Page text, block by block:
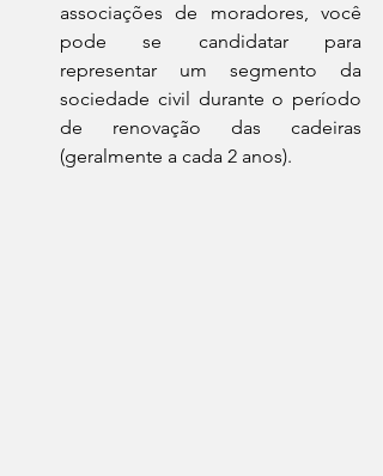
associações de moradores, você
pode se candidatar para
representar um segmento da
sociedade civil durante o período
de renovação das cadeiras
(geralmente a cada 2 anos).